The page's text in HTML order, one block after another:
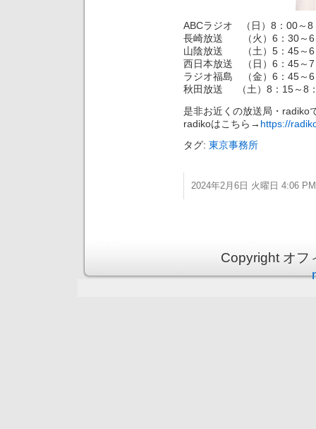
ABCラジオ （日）8：00～8
長崎放送 （火）6：30～6
山陰放送 （土）5：45～6
西日本放送 （日）6：45～7
ラジオ福島 （金）6：45～6
秋田放送 （土）8：15～8
是非お近くの放送局・radiko
radikoはこちら→ https://
タグ: 東京事務所
2024年2月6日 火曜日 4:06
Copyright オ